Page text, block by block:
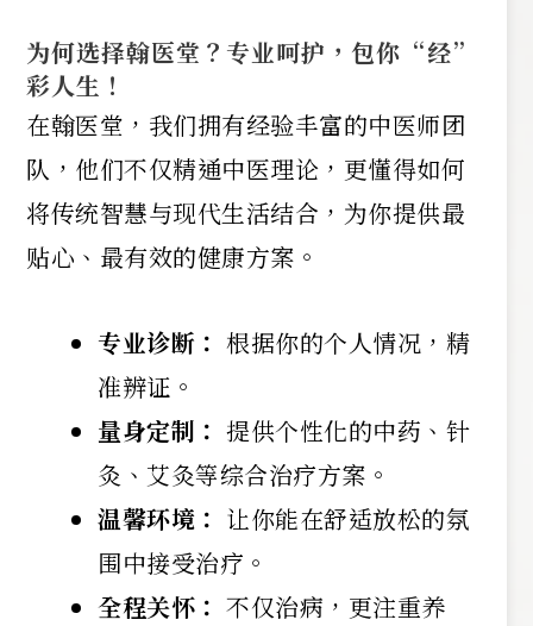
为何选择翰医堂？专业呵护，包你“经”
彩人生！
在翰医堂，我们拥有经验丰富的中医师团
队，他们不仅精通中医理论，更懂得如何
将传统智慧与现代生活结合，为你提供最
贴心、最有效的健康方案。
专业诊断： 根据你的个人情况，精
准辨证。
量身定制： 提供个性化的中药、针
灸、艾灸等综合治疗方案。
温馨环境： 让你能在舒适放松的氛
围中接受治疗。
全程关怀： 不仅治病，更注重养